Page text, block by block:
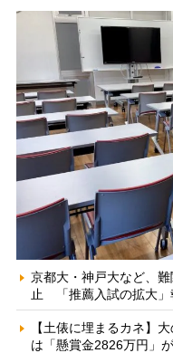
京都大・神戸大など、
止 「推薦入試の拡大」
【土俵に埋まるカネ】
は「懸賞金2826万円」